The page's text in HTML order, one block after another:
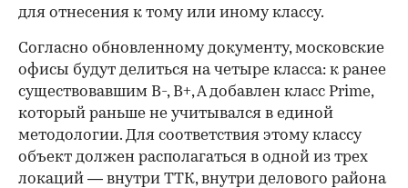
для отнесения к тому или иному классу.
Согласно обновленному документу, московские
офисы будут делиться на четыре класса: к ранее
существовавшим В-, В+, А добавлен класс Prime,
который раньше не учитывался в единой
методологии. Для соответствия этому классу
объект должен располагаться в одной из трех
локаций — внутри ТТК, внутри делового района